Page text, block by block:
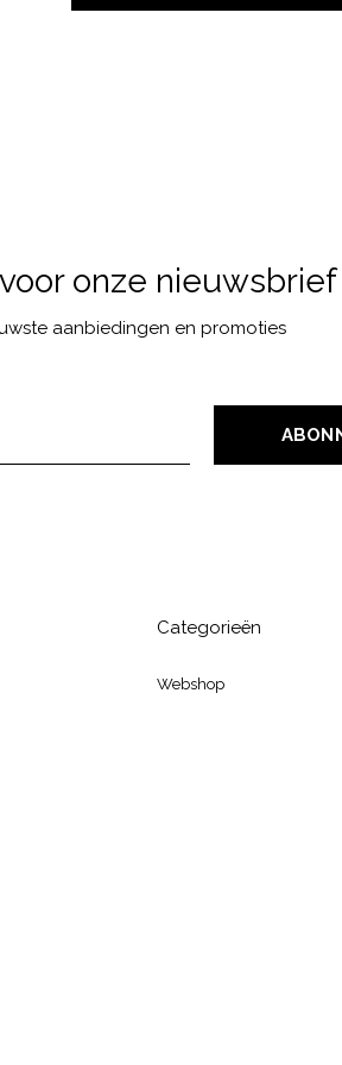
onze nieuwsbrief
aanbiedingen en promoties
Categorieën
Webshop